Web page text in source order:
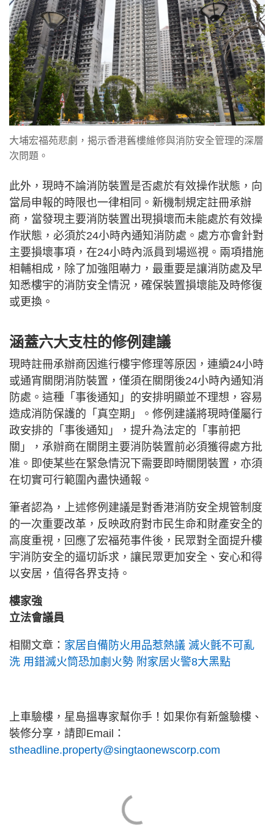
大埔宏福苑悲劇，揭示香港舊樓維修與消防安全管理的深層
次問題。
此外，現時不論消防裝置是否處於有效操作狀態，向
當局申報的時限也一律相同。新機制規定註冊承辦
商，當發現主要消防裝置出現損壞而未能處於有效操
作狀態，必須於24小時內通知消防處。處方亦會針對
主要損壞事項，在24小時內派員到場巡視。兩項措施
相輔相成，除了加強阻嚇力，最重要是讓消防處及早
知悉樓宇的消防安全情況，確保裝置損壞能及時修復
或更換。
涵蓋六大支柱的修例建議
現時註冊承辦商因進行樓宇修理等原因，連續24小時
或通宵關閉消防裝置，僅須在關閉後24小時內通知消
防處。這種「事後通知」的安排明顯並不理想，容易
造成消防保護的「真空期」。修例建議將現時僅屬行
政安排的「事後通知」，提升為法定的「事前把
關」，承辦商在關閉主要消防裝置前必須獲得處方批
准。即使某些在緊急情況下需要即時關閉裝置，亦須
在切實可行範圍內盡快通報。
筆者認為，上述修例建議是對香港消防安全規管制度
的一次重要改革，反映政府對市民生命和財產安全的
高度重視，回應了宏福苑事件後，民眾對全面提升樓
宇消防安全的逼切訴求，讓民眾更加安全、安心和得
以安居，值得各界支持。
樓家強
立法會議員
相關文章： 家居自備防火用品惹熱議 滅火氈不可亂
洗 用錯滅火筒恐加劇火勢 附家居火警8大黑點
上車驗樓，星島搵專家幫你手！如果你有新盤驗樓、
裝修分享，請即Email：
stheadline.property@singtaonewscorp.com